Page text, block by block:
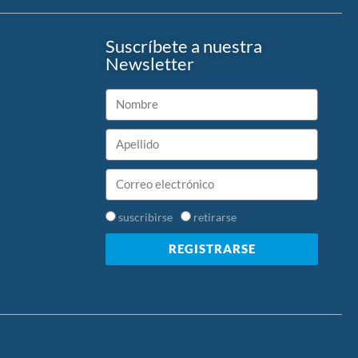
Suscríbete a nuestra
Newsletter
suscribirse retirarse
REGISTRARSE